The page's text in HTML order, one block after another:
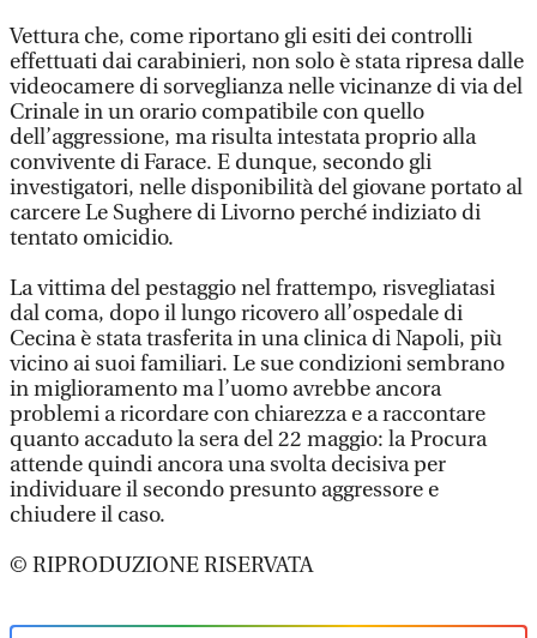
Vettura che, come riportano gli esiti dei controlli
effettuati dai carabinieri, non solo è stata ripresa dalle
videocamere di sorveglianza nelle vicinanze di via del
Crinale in un orario compatibile con quello
dell’aggressione, ma risulta intestata proprio alla
convivente di Farace. E dunque, secondo gli
investigatori, nelle disponibilità del giovane portato al
carcere Le Sughere di Livorno perché indiziato di
tentato omicidio.
La vittima del pestaggio nel frattempo, risvegliatasi
dal coma, dopo il lungo ricovero all’ospedale di
Cecina è stata trasferita in una clinica di Napoli, più
vicino ai suoi familiari. Le sue condizioni sembrano
in miglioramento ma l’uomo avrebbe ancora
problemi a ricordare con chiarezza e a raccontare
quanto accaduto la sera del 22 maggio: la Procura
attende quindi ancora una svolta decisiva per
individuare il secondo presunto aggressore e
chiudere il caso.
© RIPRODUZIONE RISERVATA